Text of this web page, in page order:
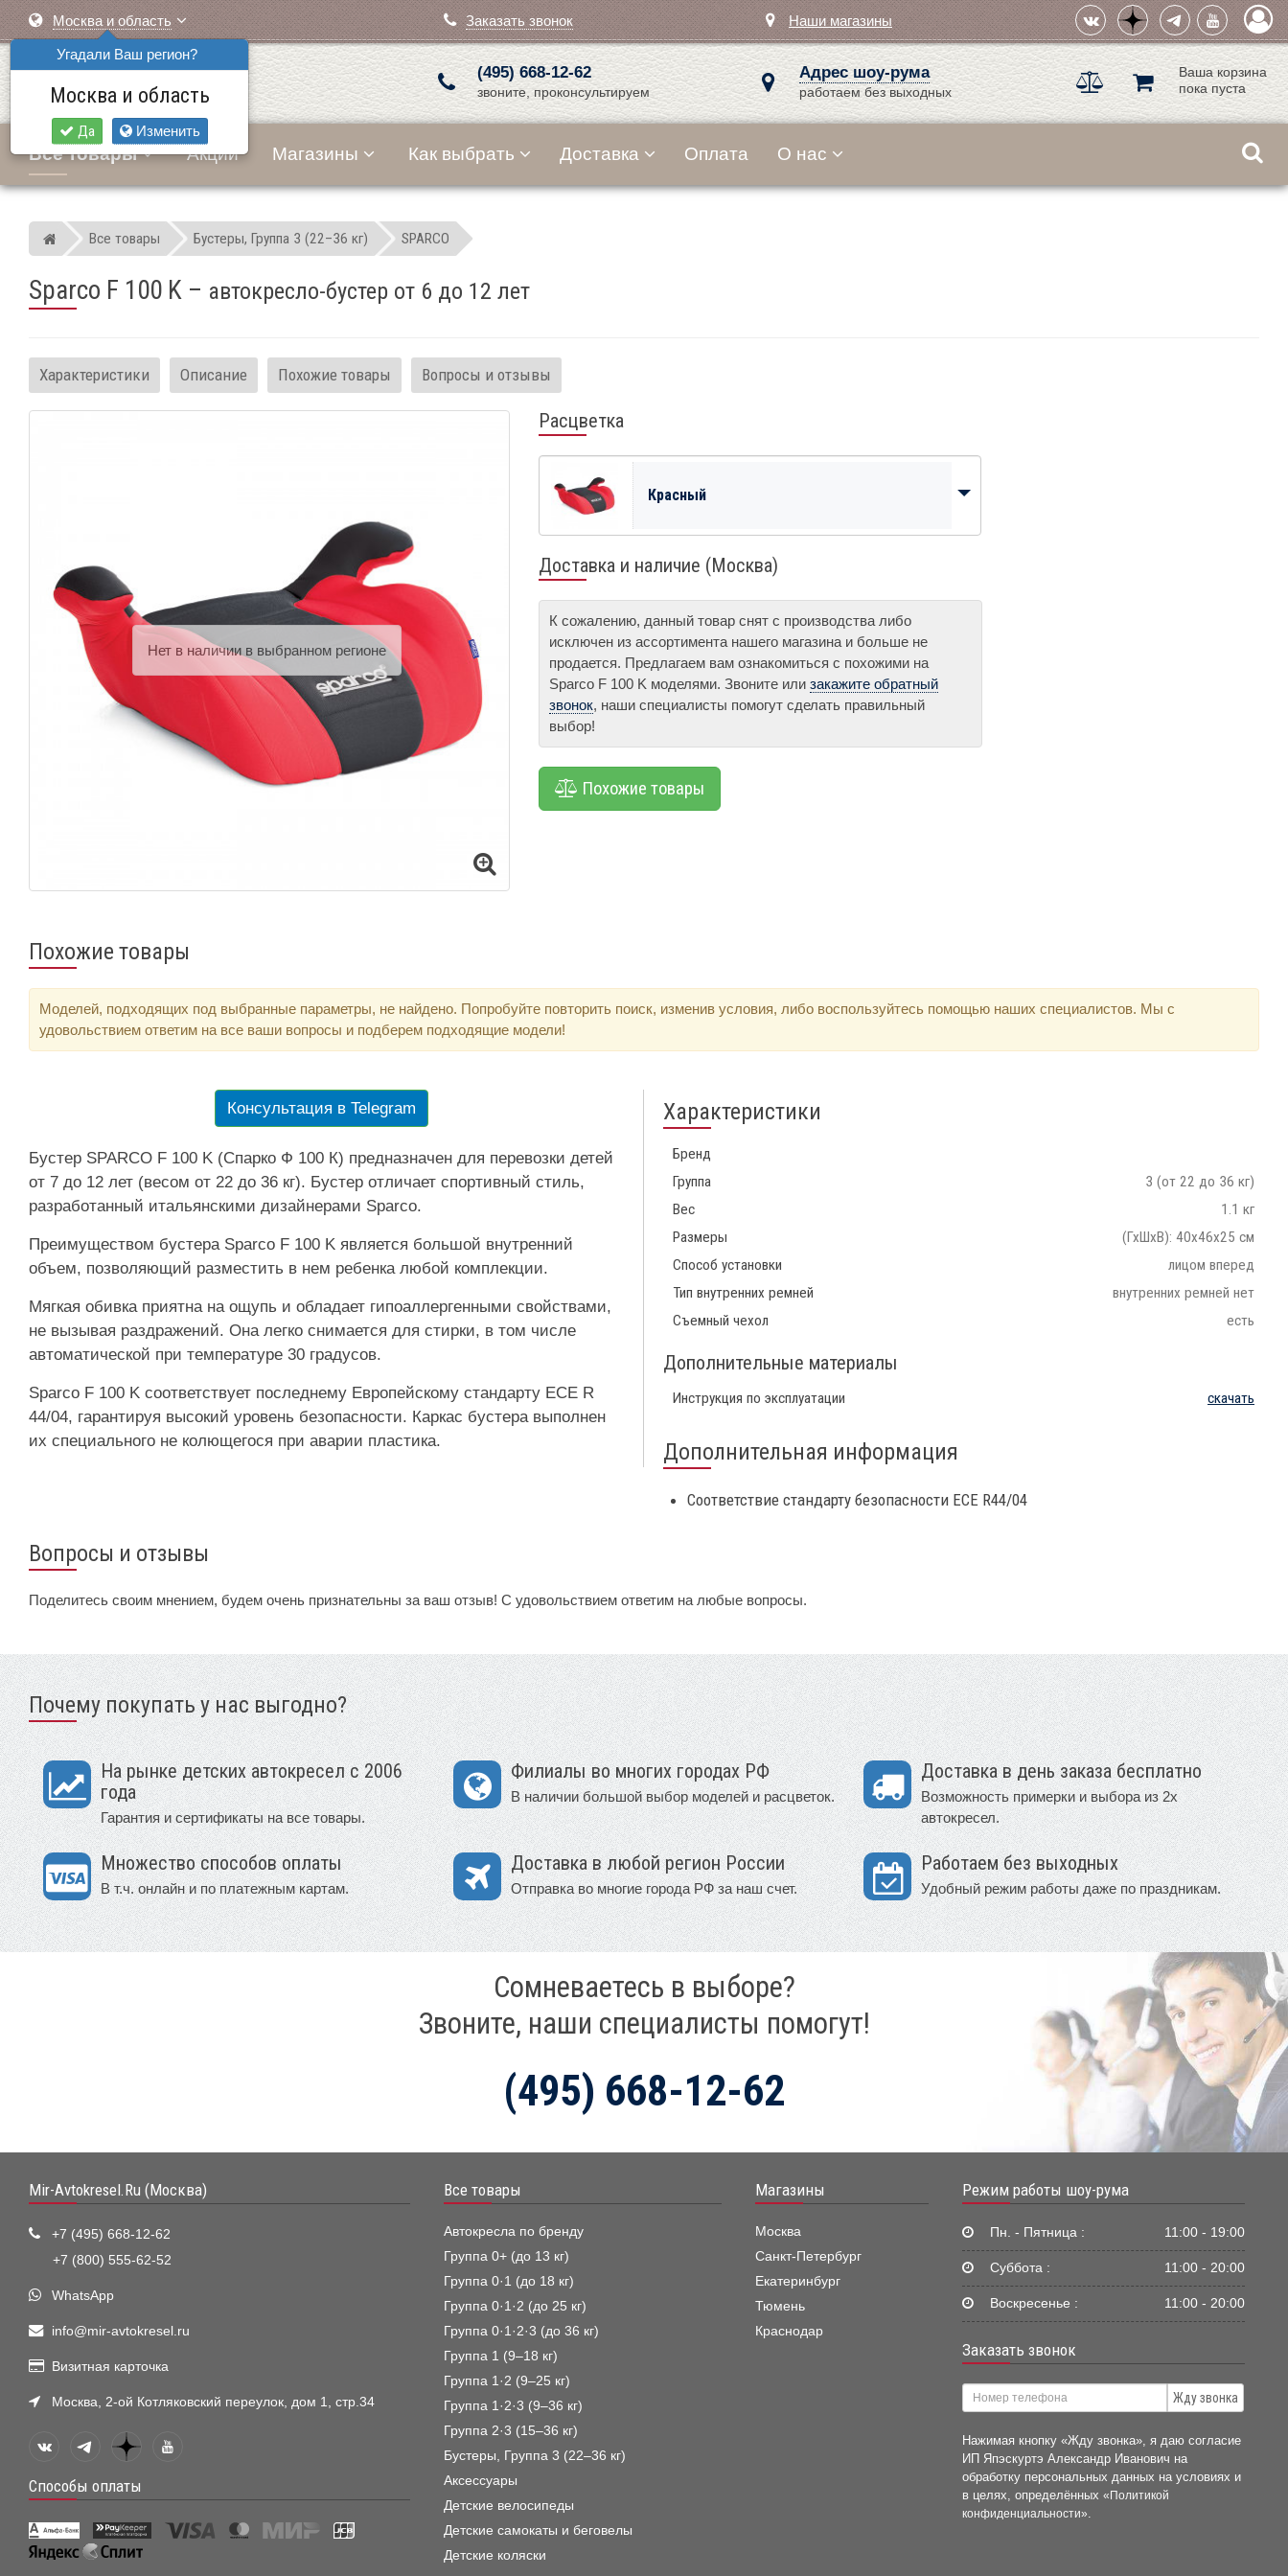
Москва и область
Угадали Ваш регион?
Москва и область
Да Изменить
Заказать звонок Наши магазины
(495) 668-12-62
звоните, проконсультируем
Адрес шоу-рума
работаем без выходных
Ваша корзина
пока пуста
Все товары Акции Магазины Как выбрать Доставка Оплата О нас
Мир детских автокресел
Все товары Бустеры, Группа 3 (22–36 кг) SPARCO
Sparco F 100 K – автокресло-бустер от 6 до 12 лет
Характеристики Описание Похожие товары Вопросы и отзывы
Расцветка
Красный
Доставка и наличие (Москва)
К сожалению, данный товар снят с производства либо
исключен из ассортимента нашего магазина и больше не
продается. Предлагаем вам ознакомиться с похожими на
Sparco F 100 K моделями. Звоните илизакажите обратный
звонок, наши специалисты помогут сделать правильный
выбор!
Похожие товары
Похожие товары
Моделей, подходящих под выбранные параметры, не найдено. Попробуйте повторить поиск, изменив условия, либо воспользуйтесь помощью наших специалистов. Мы с
удовольствием ответим на все ваши вопросы и подберем подходящие модели!
Консультация в Telegram
Бустер SPARCO F 100 K (Спарко Ф 100 К) предназначен для перевозки детей
от 7 до 12 лет (весом от 22 до 36 кг). Бустер отличает спортивный стиль,
разработанный итальянскими дизайнерами Sparco.
Преимуществом бустера Sparco F 100 K является большой внутренний
объем, позволяющий разместить в нем ребенка любой комплекции.
Мягкая обивка приятна на ощупь и обладает гипоаллергенными свойствами,
не вызывая раздражений. Она легко снимается для стирки, в том числе
автоматической при температуре 30 градусов.
Sparco F 100 K соответствует последнему Европейскому стандарту ECE R
44/04, гарантируя высокий уровень безопасности. Каркас бустера выполнен
их специального не колющегося при аварии пластика.
Характеристики
Бренд
Группа
3 (от 22 до 36 кг)
Вес
1.1 кг
Размеры
(ГхШхВ): 40х46х25 см
Способ установки
лицом вперед
Тип внутренних ремней
внутренних ремней нет
Съемный чехол
есть
Дополнительные материалы
Инструкция по эксплуатации скачать
Дополнительная информация
Соответствие стандарту безопасности ECE R44/04
Вопросы и отзывы
Поделитесь своим мнением, будем очень признательны за ваш отзыв! С удовольствием ответим на любые вопросы.
Почему покупать у нас выгодно?
На рынке детских автокресел с 2006
года
Гарантия и сертификаты на все товары.
Филиалы во многих городах РФ
В наличии большой выбор моделей и расцветок.
Доставка в день заказа бесплатно
Возможность примерки и выбора из 2х
автокресел.
Множество способов оплаты
В т.ч. онлайн и по платежным картам.
Доставка в любой регион России
Отправка во многие города РФ за наш счет.
Работаем без выходных
Удобный режим работы даже по праздникам.
Сомневаетесь в выборе?
Звоните, наши специалисты помогут!
(495) 668-12-62
Mir-Avtokresel.Ru (Москва)
+7 (495) 668-12-62
+7 (800) 555-62-52
WhatsApp
info@mir-avtokresel.ru
Визитная карточка
Москва, 2-ой Котляковский переулок, дом 1, стр.34
Способы оплаты
Все товары
Автокресла по бренду
Группа 0+ (до 13 кг)
Группа 0·1 (до 18 кг)
Группа 0·1·2 (до 25 кг)
Группа 0·1·2·3 (до 36 кг)
Группа 1 (9–18 кг)
Группа 1·2 (9–25 кг)
Группа 1·2·3 (9–36 кг)
Группа 2·3 (15–36 кг)
Бустеры, Группа 3 (22–36 кг)
Аксессуары
Детские велосипеды
Детские самокаты и беговелы
Детские коляски
Магазины
Москва
Санкт-Петербург
Екатеринбург
Тюмень
Краснодар
Режим работы шоу-рума
Пн. - Пятница : 11:00 - 19:00
Суббота : 11:00 - 20:00
Воскресенье : 11:00 - 20:00
Заказать звонок
Жду звонка
Нажимая кнопку «Жду звонка», я даю согласие
ИП Япэскуртэ Александр Иванович на
обработку персональных данных на условиях и
в целях, определённых«Политикой
конфиденциальности».